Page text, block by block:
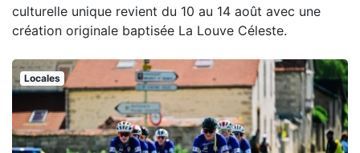
culturelle unique revient du 10 au 14 août avec une
création originale baptisée La Louve Céleste.
Locales